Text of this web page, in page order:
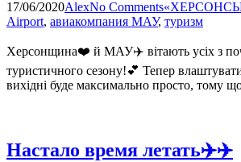
17/06/2020AlexNo Comments
Airport, авиакомпания МАУ, туризм
Херсонщина❤️ й МАУ✈️ вітають усіх з
туристичного сезону!💕 Тепер влаштувати
вихідні буде максимально просто, тому
Настало время летать✈️✈️